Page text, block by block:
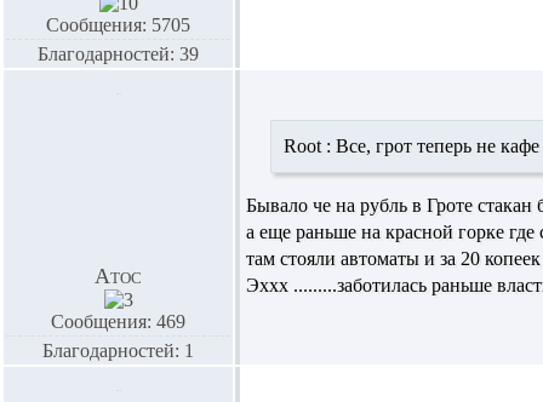
Сообщения: 5705
Благодарностей: 39
Атос
Сообщения: 469
Благодарностей: 1
Root : Все, грот теперь не кафе
Бывало че на рубль в Гроте
а еще раньше на красной горке
там стояли автоматы и за 20
Эххх .........заботилась раньше